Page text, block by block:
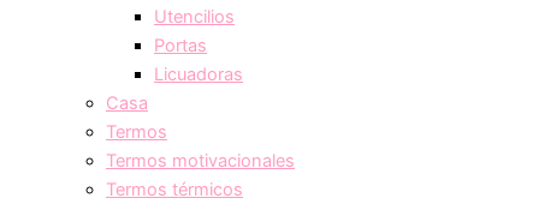
Utencilios
Portas
Licuadoras
Casa
Termos
Termos motivacionales
Termos térmicos